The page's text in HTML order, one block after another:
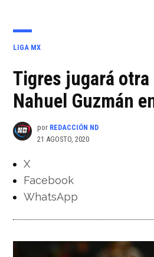
PUBLICADO
LIGA MX
Tigres jugará otra
Nahuel Guzmán
por REDACCIÓN ND
21 AGOSTO, 2020
X
Facebook
WhatsApp